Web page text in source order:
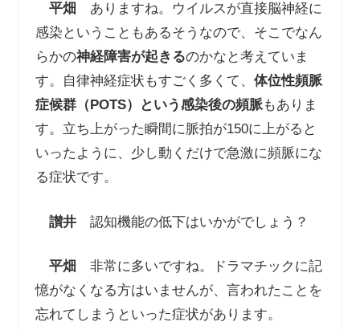
平畑 ありますね。ウイルスが直接脳神経に
感染ということもあるそうなので、そこでなん
らかの神経障害が起きるのかなと考えていま
す。自律神経症状もすごく多くて、 体位性頻脈
症候群（ POTS）という感染後の頻脈もありま
す。立ち上がった瞬間に脈拍が150に上がると
いったように、少し動くだけで急激に頻脈にな
る症状です。
讃井認知機能の低下はいかがでしょう？
平畑 非常に多いですね。ドラマチックに記
憶がなくなる方はいませんが、言われたことを
忘れてしまうといった症状があります。